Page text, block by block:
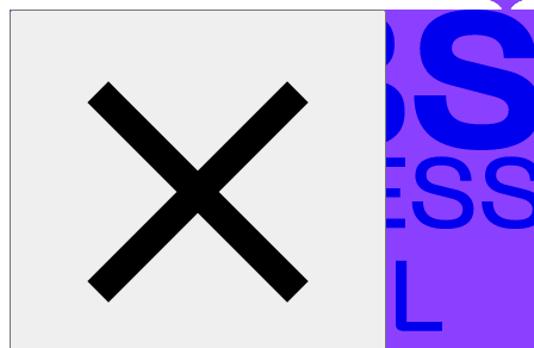
Inicio
Programas
Industria 4.0
Postgrado en Industria 4.0 Robótica RPA IoT & AI